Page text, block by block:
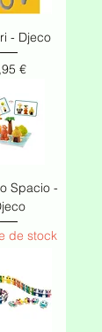
- Djeco
€
Spacio -
de stock